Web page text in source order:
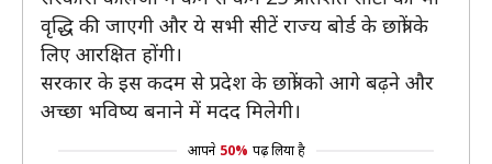
वृद्धि की जाएगी और ये सभी सीटें राज्य बोर्ड के छात्रों के
लिए आरक्षित होंगी।
सरकार के इस कदम से प्रदेश के छात्रों को आगे बढ़ने और
अच्छा भविष्य बनाने में मदद मिलेगी।
आपने 50% पढ़ लिया है